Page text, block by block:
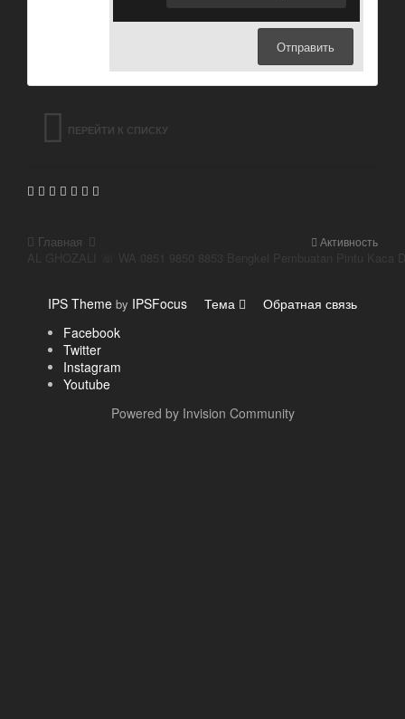
Отправить
ПЕРЕЙТИ К СПИСКУ
Активность
Главная
IPS Theme by IPSFocus Тема
Обратная связь
Facebook
Twitter
Instagram
Youtube
Powered by Invision Community